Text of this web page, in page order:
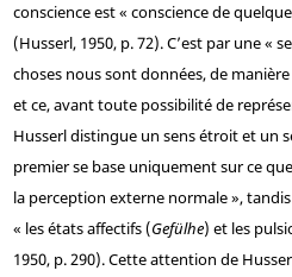
conscience est « conscience de
(Husserl, 1950, p. 72). C’est par une «
choses nous sont données, de
et ce, avant toute possibilité de
Husserl distingue un sens étroit et un
premier se base uniquement sur ce
la perception externe normale »,
« les états affectifs (Gefülhe) et les
1950, p. 290). Cette attention de